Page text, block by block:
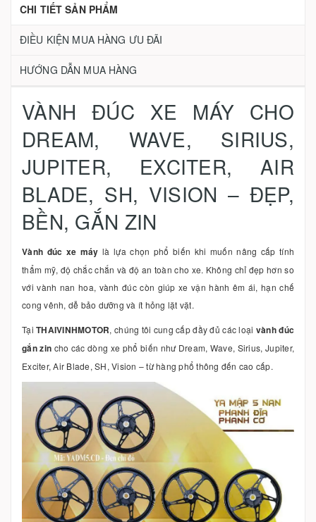
CHI TIẾT SẢN PHẨM
ĐIỀU KIỆN MUA HÀNG ƯU ĐÃI
HƯỚNG DẪN MUA HÀNG
VÀNH ĐÚC XE MÁY CHO
DREAM, WAVE, SIRIUS,
JUPITER, EXCITER, AIR
BLADE, SH, VISION – ĐẸP,
BỀN, GẮN ZIN
Vành đúc xe máy là lựa chọn phổ biến khi muốn nâng cấp tính
thẩm mỹ, độ chắc chắn và độ an toàn cho xe. Không chỉ đẹp hơn so
với vành nan hoa, vành đúc còn giúp xe vận hành êm ái, hạn chế
cong vênh, dễ bảo dưỡng và ít hỏng lặt vặt.
TạiTHAIVINHMOTOR, chúng tôi cung cấp đầy đủ các loại vành đúc
gắn zin cho các dòng xe phổ biến như Dream, Wave, Sirius, Jupiter,
Exciter, Air Blade, SH, Vision – từ hàng phổ thông đến cao cấp.